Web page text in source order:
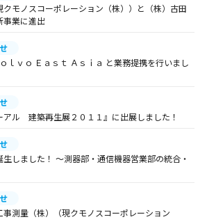
モノスコーポレーション（株））と（株）古田
事業に進出
ｌｖｏ Ｅａｓｔ Ａｓｉａ と業務提携を行いまし
アル 建築再生展２０１１』に出展しました！
生しました！ ～測器部・通信機器営業部の統合・
事測量（株）（現クモノスコーポレーション